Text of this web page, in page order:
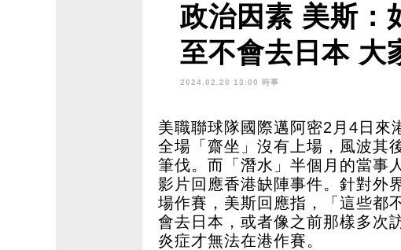
政治因素 美斯：
至不會去日本 大
2024.02.20 13:00 時事
美職聯球隊國際邁阿密2月4日來
全場「齋坐」沒有上場，風波其
筆伐。而「潛水」半個月的當事
影片回應香港缺陣事件。針對外
場作賽，美斯回應指，「這些都
會去日本，或者像之前那樣多次
炎症才無法在港作賽。